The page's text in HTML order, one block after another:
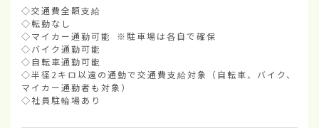
◇交通費全額支給
◇転勤なし
◇マイカー通勤可能 ※駐車場は各自で確保
◇バイク通勤可能
◇自転車通勤可能
◇半径2キロ以遠の通勤で交通費支給対象（自転車、バイク、
マイカー通勤者も対象）
◇社員駐輪場あり